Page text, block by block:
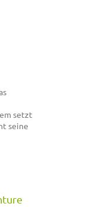
setzt
seine